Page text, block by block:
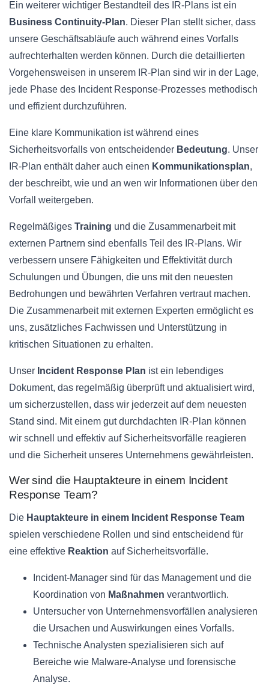
Ein weiterer wichtiger Bestandteil des IR-Plans ist ein
Business Continuity-Plan. Dieser Plan stellt sicher, dass
unsere Geschäftsabläufe auch während eines Vorfalls
aufrechterhalten werden können. Durch die detaillierten
Vorgehensweisen in unserem IR-Plan sind wir in der Lage,
jede Phase des Incident Response-Prozesses methodisch
und effizient durchzuführen.
Eine klare Kommunikation ist während eines
Sicherheitsvorfalls von entscheidender Bedeutung. Unser
IR-Plan enthält daher auch einen Kommunikationsplan,
der beschreibt, wie und an wen wir Informationen über den
Vorfall weitergeben.
Regelmäßiges Training und die Zusammenarbeit mit
externen Partnern sind ebenfalls Teil des IR-Plans. Wir
verbessern unsere Fähigkeiten und Effektivität durch
Schulungen und Übungen, die uns mit den neuesten
Bedrohungen und bewährten Verfahren vertraut machen.
Die Zusammenarbeit mit externen Experten ermöglicht es
uns, zusätzliches Fachwissen und Unterstützung in
kritischen Situationen zu erhalten.
Unser Incident Response Plan ist ein lebendiges
Dokument, das regelmäßig überprüft und aktualisiert wird,
um sicherzustellen, dass wir jederzeit auf dem neuesten
Stand sind. Mit einem gut durchdachten IR-Plan können
wir schnell und effektiv auf Sicherheitsvorfälle reagieren
und die Sicherheit unseres Unternehmens gewährleisten.
Wer sind die Hauptakteure in einem Incident
Response Team?
Die Hauptakteure in einem Incident Response Team
spielen verschiedene Rollen und sind entscheidend für
eine effektive Reaktion auf Sicherheitsvorfälle.
Incident-Manager sind für das Management und die
Koordination von Maßnahmen verantwortlich.
Untersucher von Unternehmensvorfällen analysieren
die Ursachen und Auswirkungen eines Vorfalls.
Technische Analysten spezialisieren sich auf
Bereiche wie Malware-Analyse und forensische
Analyse.